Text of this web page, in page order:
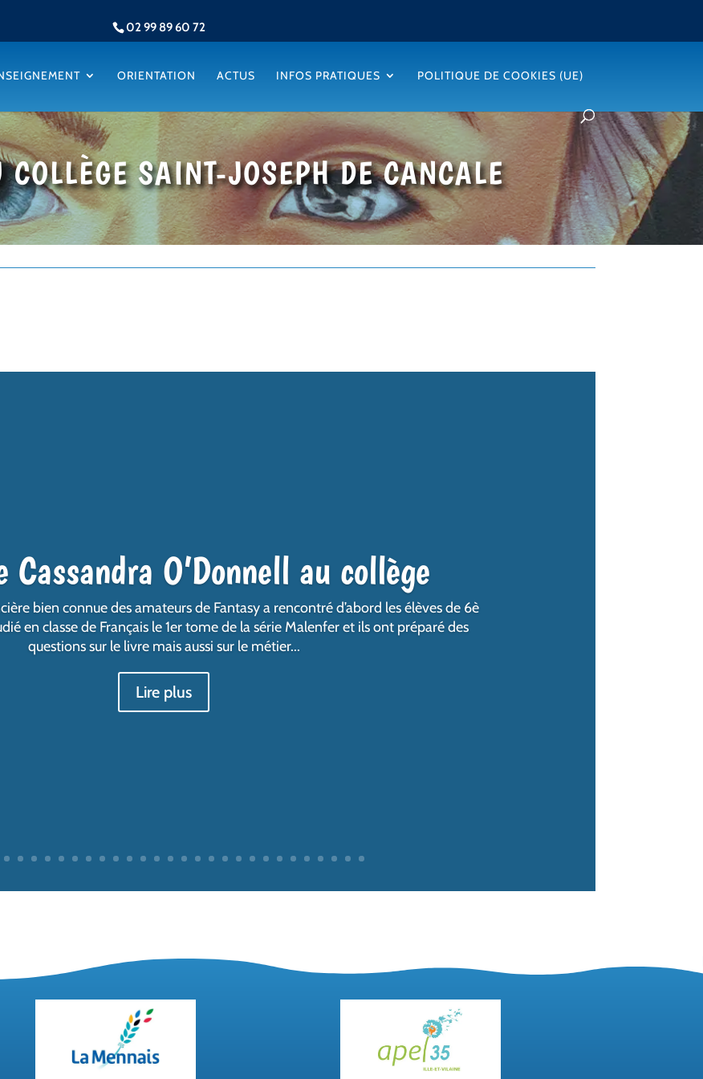
02 99 89 60 72
ORIENTATION ACTUS INFOS PRATIQUES POLITIQUE DE COOKIES (UE)
COLLÈGE SAINT-JOSEPH DE CANCALE
Cassandra O’Donnell au collège
bien connue des amateurs de Fantasy a rencontré d’abord les élèves de 6è
en classe de Français le 1er tome de la série Malenfer et ils ont préparé des
questions sur le livre mais aussi sur le métier...
Lire plus